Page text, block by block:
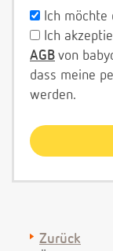
Ich
Ich
AGB von
dass meine
werden.
Zurück